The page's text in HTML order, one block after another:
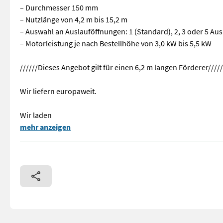
– Durchmesser 150 mm
– Nutzlänge von 4,2 m bis 15,2 m
– Auswahl an Auslauföffnungen: 1 (Standard), 2, 3 oder 5
– Motorleistung je nach Bestellhöhe von 3,0 kW bis 5,5 kW
//////Dieses Angebot gilt für einen 6,2 m langen
Wir liefern europaweit.
Wir laden
Hallo! Ich biete Ihnen die Vertikalschnecke der Serie T-
mehr anzeigen